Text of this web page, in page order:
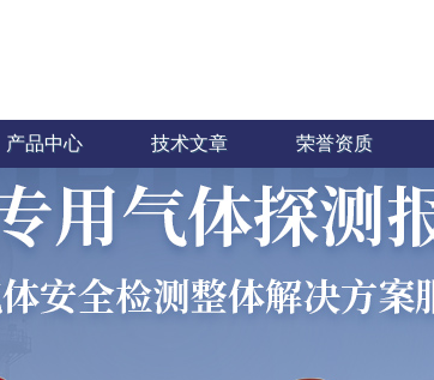
产品中心 技术文章 荣誉资质